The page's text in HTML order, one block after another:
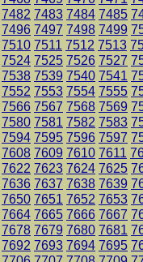
7482 7483 7484 7485
7496 7497 7498 7499
7510 7511 7512 7513
7524 7525 7526 7527
7538 7539 7540 7541
7552 7553 7554 7555
7566 7567 7568 7569
7580 7581 7582 7583
7594 7595 7596 7597
7608 7609 7610 7611
7622 7623 7624 7625
7636 7637 7638 7639
7650 7651 7652 7653
7664 7665 7666 7667
7678 7679 7680 7681
7692 7693 7694 7695